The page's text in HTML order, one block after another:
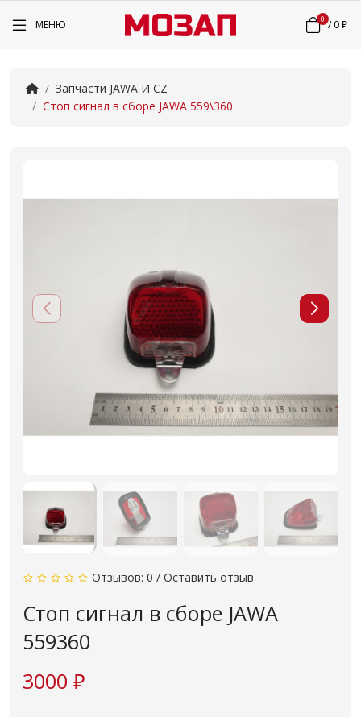
МЕНЮ 0 /0 ₽
Запчасти JAWA И CZ
Стоп сигнал в сборе JAWA 559\360
Отзывов: 0 / Оставить отзыв
Стоп сигнал в сборе JAWA
559360
3000 ₽